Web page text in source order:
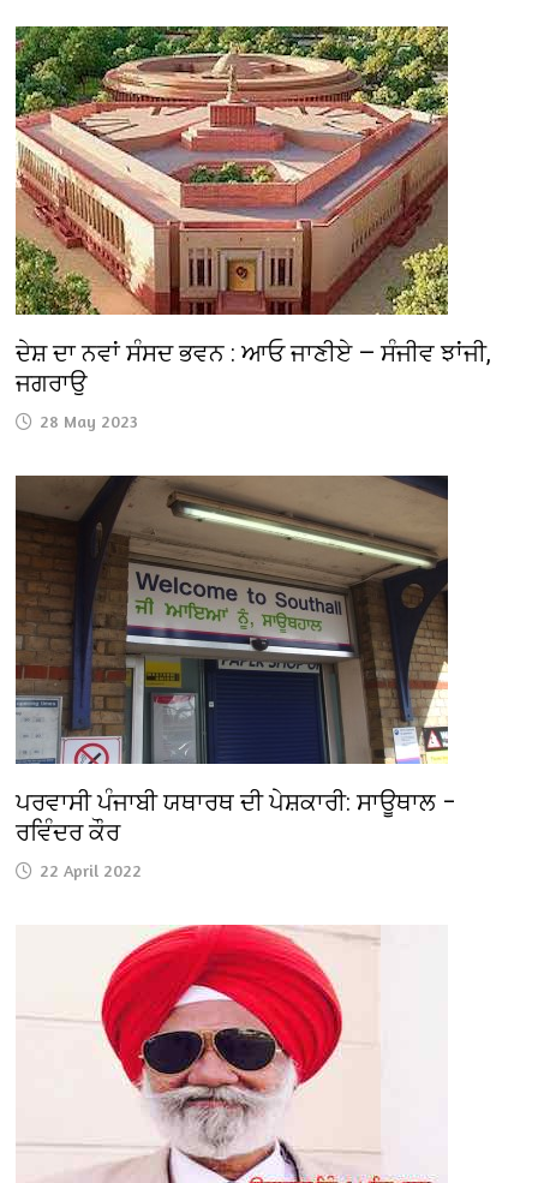
ਦੇਸ਼ ਦਾ ਨਵਾਂ ਸੰਸਦ ਭਵਨ : ਆਓ ਜਾਣੀਏ — ਸੰਜੀਵ ਝਾਂਜੀ,
ਜਗਰਾਉ
28 May 2023
ਪਰਵਾਸੀ ਪੰਜਾਬੀ ਯਥਾਰਥ ਦੀ ਪੇਸ਼ਕਾਰੀ: ਸਾਊਥਾਲ –
ਰਵਿੰਦਰ ਕੌਰ
22 April 2022